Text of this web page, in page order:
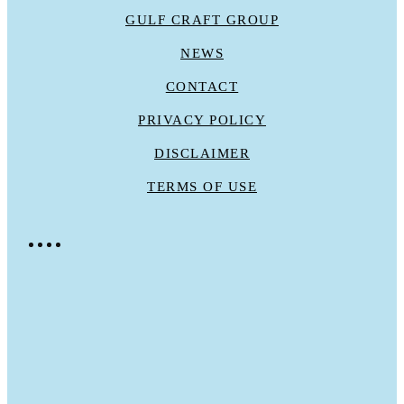
GULF CRAFT GROUP
NEWS
CONTACT
PRIVACY POLICY
DISCLAIMER
TERMS OF USE